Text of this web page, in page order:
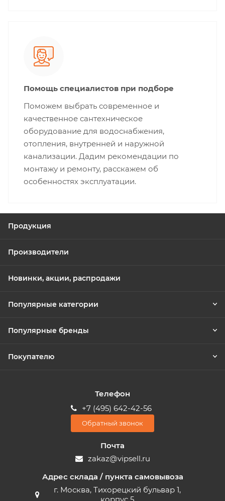
Помощь специалистов при подборе
Поможем выбрать современное и
качественное сантехническое
оборудование для водоснабжения,
отопления, внутренней и наружной
канализации. Дадим рекомендации по
монтажу и ремонту, расскажем об
особенностях эксплуатации.
Продукция
Производители
Новинки, акции, распродажи
Популярные категории
Популярные бренды
Покупателю
Телефон
+7 (495) 642-42-56
Обратный звонок
Почта
zakaz@vipsell.ru
Адрес склада / пункта самовывоза
г. Москва, Тихорецкий бульвар 1,